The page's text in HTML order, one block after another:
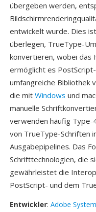
übergeben werden,
entwickelt wurde. Dies
überlegen, TrueType-
konvertieren, wobei das
ermöglicht es
umfangreiche Bibliothek
die mit Windows und
manuelle
verwenden häufig Type-
von TrueType-Schriften
Ausgabepipelines. Das
Schrifttechnologien, die
gewährleistet die
PostScript- und dem
Entwickler: Adobe